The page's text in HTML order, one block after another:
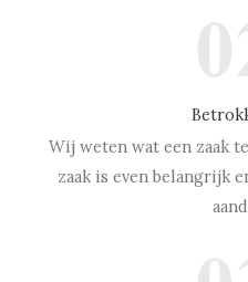
Wij weten wat een zaak
zaak is even belangrijk